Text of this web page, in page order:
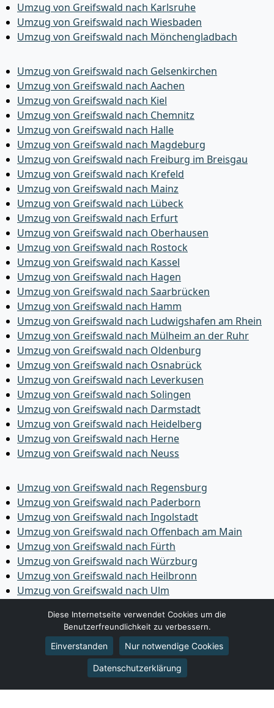
Umzug von Greifswald nach Karlsruhe
Umzug von Greifswald nach Wiesbaden
Umzug von Greifswald nach Mönchen­gladbach
Umzug von Greifswald nach Gelsenkirchen
Umzug von Greifswald nach Aachen
Umzug von Greifswald nach Kiel
Umzug von Greifswald nach Chemnitz
Umzug von Greifswald nach Halle
Umzug von Greifswald nach Magdeburg
Umzug von Greifswald nach Freiburg im Breisgau
Umzug von Greifswald nach Krefeld
Umzug von Greifswald nach Mainz
Umzug von Greifswald nach Lübeck
Umzug von Greifswald nach Erfurt
Umzug von Greifswald nach Oberhausen
Umzug von Greifswald nach Rostock
Umzug von Greifswald nach Kassel
Umzug von Greifswald nach Hagen
Umzug von Greifswald nach Saarbrücken
Umzug von Greifswald nach Hamm
Umzug von Greifswald nach Ludwigshafen am Rhein
Umzug von Greifswald nach Mülheim an der Ruhr
Umzug von Greifswald nach Oldenburg
Umzug von Greifswald nach Osnabrück
Umzug von Greifswald nach Leverkusen
Umzug von Greifswald nach Solingen
Umzug von Greifswald nach Darmstadt
Umzug von Greifswald nach Heidelberg
Umzug von Greifswald nach Herne
Umzug von Greifswald nach Neuss
Umzug von Greifswald nach Regensburg
Umzug von Greifswald nach Paderborn
Umzug von Greifswald nach Ingolstadt
Umzug von Greifswald nach Offenbach am Main
Umzug von Greifswald nach Fürth
Umzug von Greifswald nach Würzburg
Umzug von Greifswald nach Heilbronn
Umzug von Greifswald nach Ulm
Umzug von Greifswald nach Wolfsburg
Umzug von Greifswald nach Bottrop
Umzug von Greifswald nach Göttingen
Umzug von Greifswald nach Reutlingen
Umzug von Greifswald nach Bremer­haven
Umzug von Greifswald nach Koblenz
Diese Internetseite verwendet Cookies um die
Benutzerfreundlichkeit zu verbessern.
Einverstanden Nur notwendige Cookies
Datenschutzerklärung